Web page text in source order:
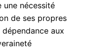
nécessité
de ses propres
aux